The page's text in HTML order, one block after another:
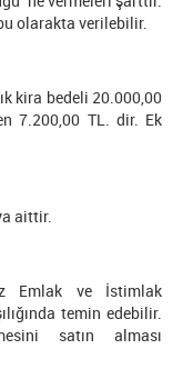
olarakta verilebilir.
kira bedeli 20.000,00
7.200,00 TL. dir. Ek
aittir.
ve İstimlak
temin edebilir.
satın alması